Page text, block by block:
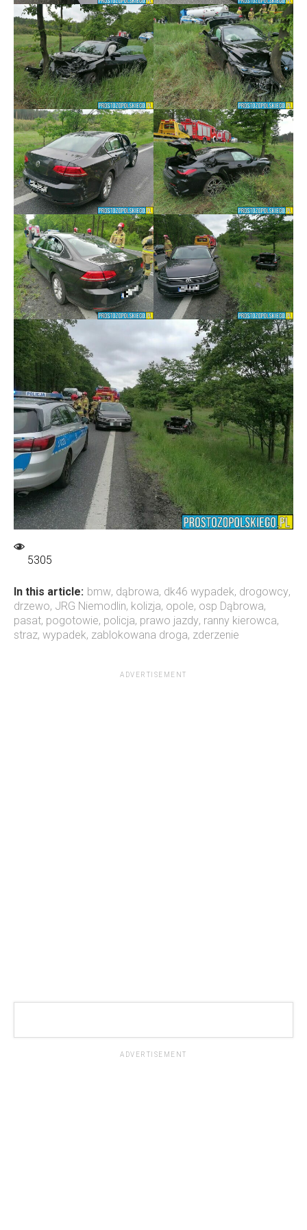
5305
In this article: bmw, dąbrowa, dk46 wypadek, drogowcy,
drzewo, JRG Niemodlin, kolizja, opole, osp Dąbrowa,
pasat, pogotowie, policja, prawo jazdy, ranny kierowca,
straz, wypadek, zablokowana droga, zderzenie
ADVERTISEMENT
ADVERTISEMENT